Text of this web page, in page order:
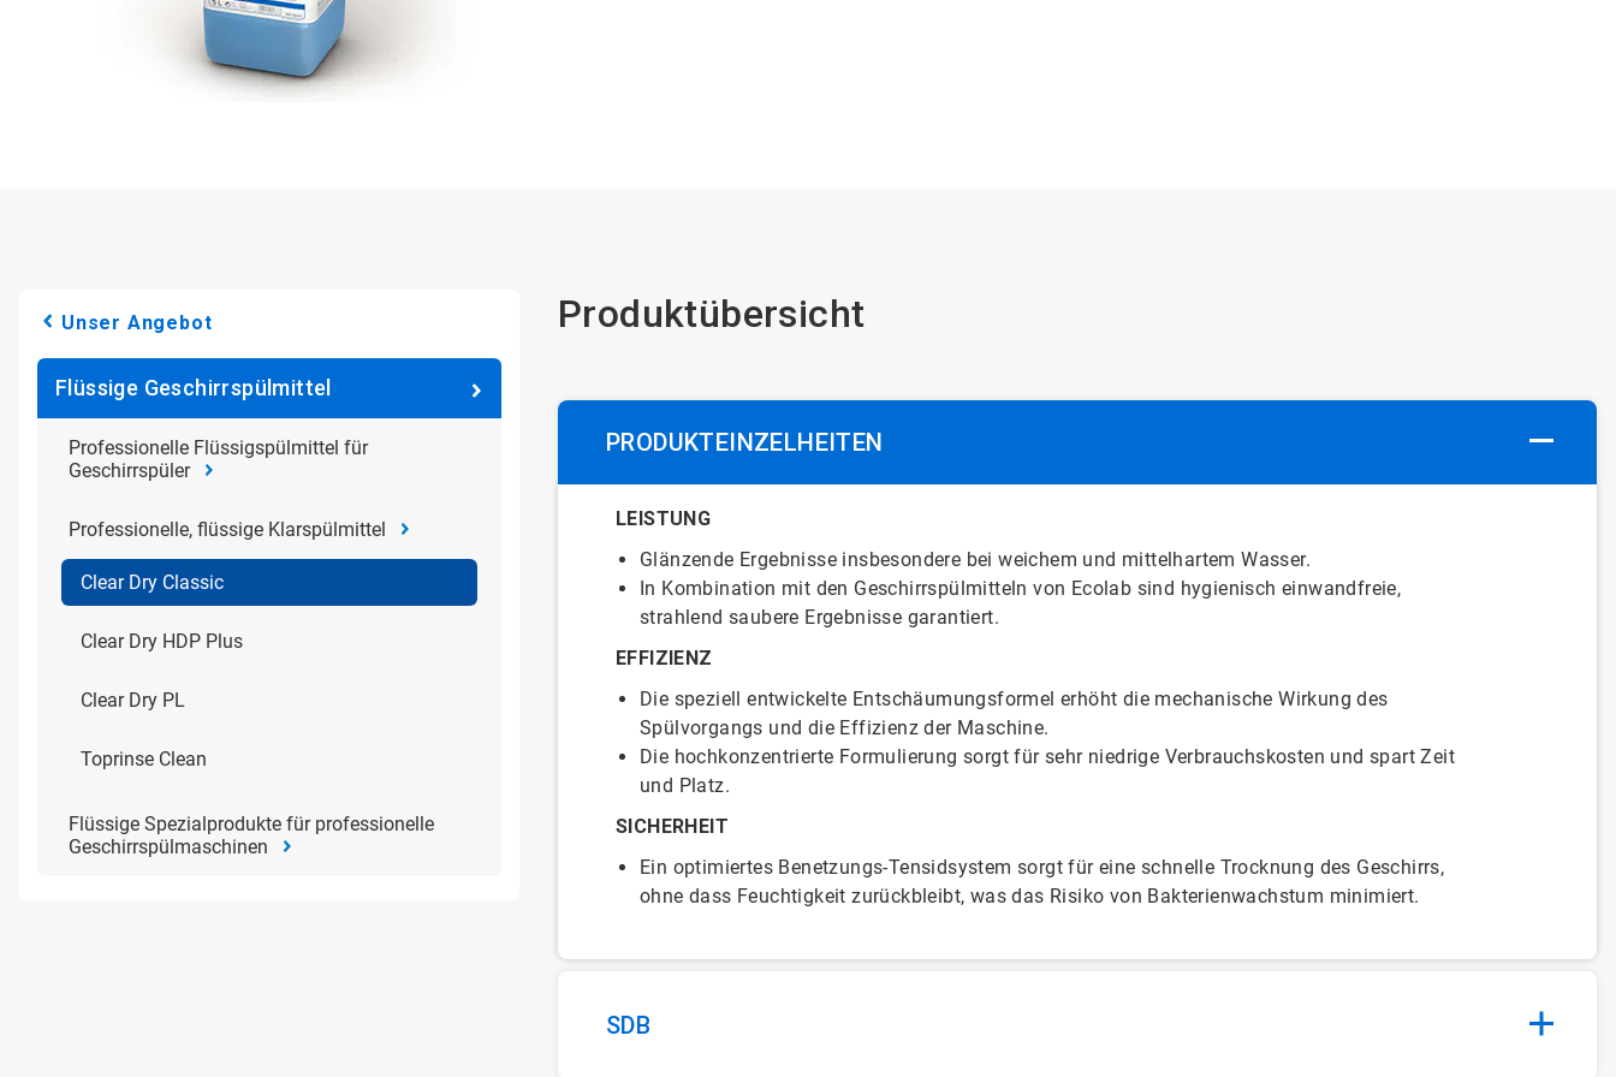
Unser Angebot
Flüssige Geschirrspülmittel
Professionelle Flüssigspülmittel für
Geschirrspüler
Professionelle, flüssige Klarspülmittel
Clear Dry Classic
Clear Dry HDP Plus
Clear Dry PL
Toprinse Clean
Flüssige Spezialprodukte für professionelle
Geschirrspülmaschinen
Produktübersicht
PRODUKTEINZELHEITEN
LEISTUNG
Glänzende Ergebnisse insbesondere bei weichem und mittelhartem Wasser.
In Kombination mit den Geschirrspülmitteln von Ecolab sind hygienisch einwandfreie,
strahlend saubere Ergebnisse garantiert.
EFFIZIENZ
Die speziell entwickelte Entschäumungsformel erhöht die mechanische Wirkung des
Spülvorgangs und die Effizienz der Maschine.
Die hochkonzentrierte Formulierung sorgt für sehr niedrige Verbrauchskosten und spart Zeit
und Platz.
SICHERHEIT
Ein optimiertes Benetzungs-Tensidsystem sorgt für eine schnelle Trocknung des Geschirrs,
ohne dass Feuchtigkeit zurückbleibt, was das Risiko von Bakterienwachstum minimiert.
SDB